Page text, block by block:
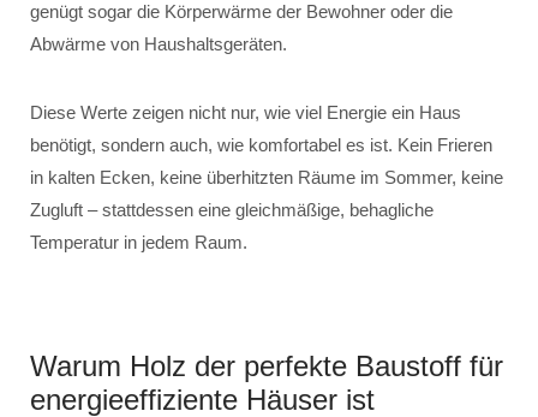
genügt sogar die Körperwärme der Bewohner oder die
Abwärme von Haushaltsgeräten.
Diese Werte zeigen nicht nur, wie viel Energie ein Haus
benötigt, sondern auch, wie komfortabel es ist. Kein Frieren
in kalten Ecken, keine überhitzten Räume im Sommer, keine
Zugluft – stattdessen eine gleichmäßige, behagliche
Temperatur in jedem Raum.
Warum Holz der perfekte Baustoff für
energieeffiziente Häuser ist